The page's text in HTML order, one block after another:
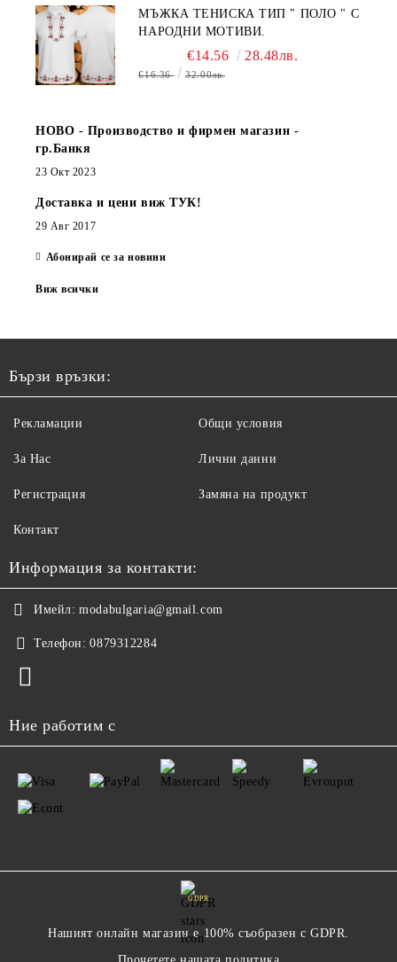
МЪЖКА ТЕНИСКА ТИП " ПОЛО " С
НАРОДНИ МОТИВИ.
€14.56 28.48лв.
€16.36 32.00лв.
НОВО - Производство и фирмен магазин -
гр.Банкя
23 Окт 2023
Доставка и цени виж ТУК!
29 Авг 2017
Абонирай се за новини
Виж всички
Бързи връзки:
Рекламации
За Нас
Регистрация
Контакт
Общи условия
Лични данни
Замяна на продукт
Информация за контакти:
Имейл: modabulgaria@gmail.com
Телефон: 0879312284
Ние работим с
GDPR
Нашият онлайн магазин е 100% съобразен с GDPR.